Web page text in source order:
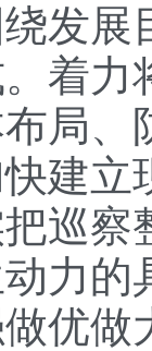
发展
着力
局、
建立
巡察
力的
优做